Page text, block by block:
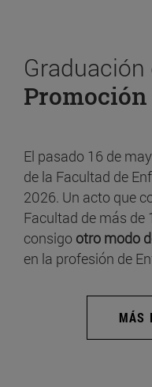
Graduación
Promoción
El pasado 16 de
de la Facultad de
2026. Un acto que
Facultad de más de
consigo otro modo
en la profesión de
MÁS